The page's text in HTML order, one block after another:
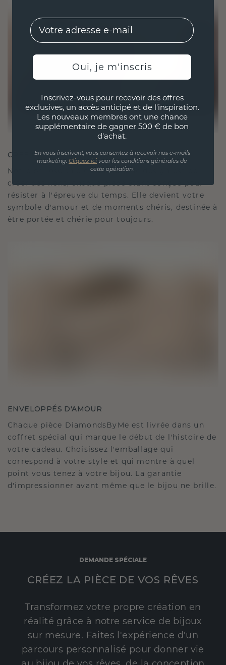
CRÉÉ POUR LA CONNEXION
Notre philosophie en matière de design est de
créer des liens, chaque pièce étant conçue pour
résister à l'épreuve du temps. Elle devient votre
symbole d'amour et de moments chéris, destinée à
être portée et chérie pour toujours.
ENVELOPPÉS D'AMOUR
Chaque pièce DiamondsByMe est livrée dans un
coffret spécial qui marque le début de l'histoire de
votre cadeau. Choisissez l'emballage qui
correspond à votre style et qui montre à quel
point vous tenez à votre bijou. La garantie
d'impressionner avant même que le bijou ne brille.
DEMANDE SPÉCIALE
CRÉEZ LA PIÈCE DE VOS RÊVES
Transformez votre propre création en
réalité grâce à notre service de bijoux
sur mesure. Faites l'expérience d'un
parcours personnalisé pour donner vie
EMail
Oui, je m'inscris
Inscrivez-vous pour recevoir des offres
exclusives, un accès anticipé et de l'inspiration.
Les nouveaux membres ont une chance
supplémentaire de gagner 500 € de bon
d'achat.
En vous inscrivant, vous consentez à recevoir nos e-mails
marketing. Cliquez ici voor les conditions générales de
cette opération.